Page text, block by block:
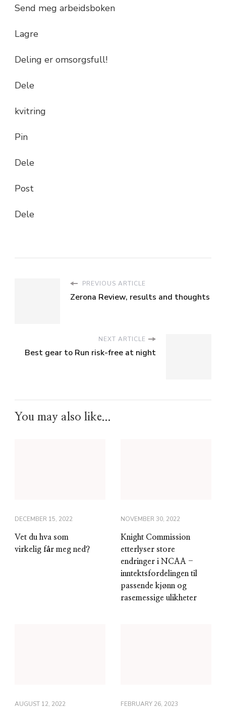
Send meg arbeidsboken
Lagre
Deling er omsorgsfull!
Dele
kvitring
Pin
Dele
Post
Dele
PREVIOUS ARTICLE
Zerona Review, results and thoughts
NEXT ARTICLE
Best gear to Run risk-free at night
You may also like...
DECEMBER 15, 2022
Vet du hva som
virkelig får meg ned?
NOVEMBER 30, 2022
Knight Commission
etterlyser store
endringer i NCAA -
inntektsfordelingen til
passende kjønn og
rasemessige ulikheter
AUGUST 12, 2022 FEBRUARY 26, 2023